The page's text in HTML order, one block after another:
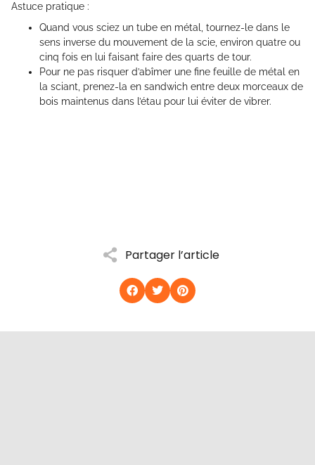
Partager l’article
Astuce pratique :
Quand vous sciez un tube en métal, tournez-le dans le
sens inverse du mouvement de la scie, environ quatre ou
cinq fois en lui faisant faire des quarts de tour.
Pour ne pas risquer d’abîmer une fine feuille de métal en
la sciant, prenez-la en sandwich entre deux morceaux de
bois maintenus dans l’étau pour lui éviter de vibrer.